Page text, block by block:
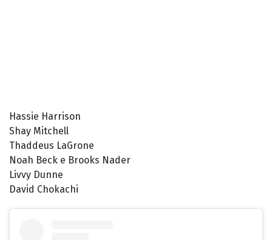
Hassie Harrison
Shay Mitchell
Thaddeus LaGrone
Noah Beck e Brooks Nader
Livvy Dunne
David Chokachi